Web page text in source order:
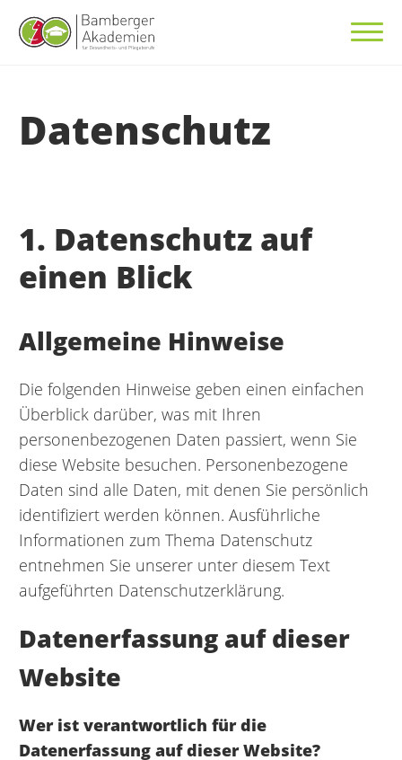
Datenschutz
1. Datenschutz auf
einen Blick
Allgemeine Hinweise
Die folgenden Hinweise geben einen einfachen
Überblick darüber, was mit Ihren
personenbezogenen Daten passiert, wenn Sie
diese Website besuchen. Personenbezogene
Daten sind alle Daten, mit denen Sie persönlich
identifiziert werden können. Ausführliche
Informationen zum Thema Datenschutz
entnehmen Sie unserer unter diesem Text
aufgeführten Datenschutzerklärung.
Datenerfassung auf dieser
Website
Wer ist verantwortlich für die
Datenerfassung auf dieser Website?